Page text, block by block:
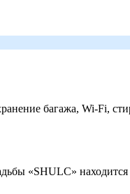
багажа, Wi-Fi,
«SHULC»